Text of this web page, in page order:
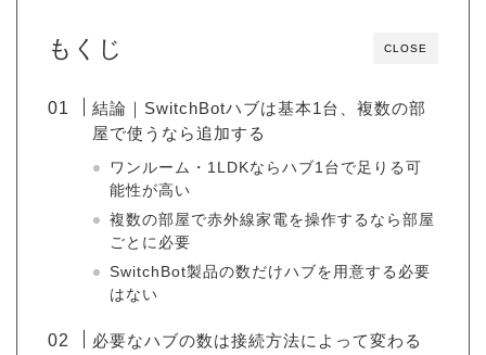
CLOSE
もくじ
結論｜SwitchBotハブは基本1台、複数の部
屋で使うなら追加する
ワンルーム・1LDKならハブ1台で足りる可
能性が高い
複数の部屋で赤外線家電を操作するなら部屋
ごとに必要
SwitchBot製品の数だけハブを用意する必要
はない
必要なハブの数は接続方法によって変わる